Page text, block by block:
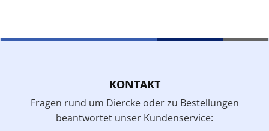
KONTAKT
Fragen rund um Diercke oder zu Bestellungen
beantwortet unser Kundenservice: